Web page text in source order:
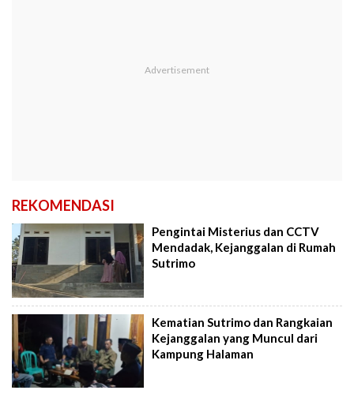
REKOMENDASI
Pengintai Misterius dan CCTV
Mendadak, Kejanggalan di Rumah
Sutrimo
Kematian Sutrimo dan Rangkaian
Kejanggalan yang Muncul dari
Kampung Halaman